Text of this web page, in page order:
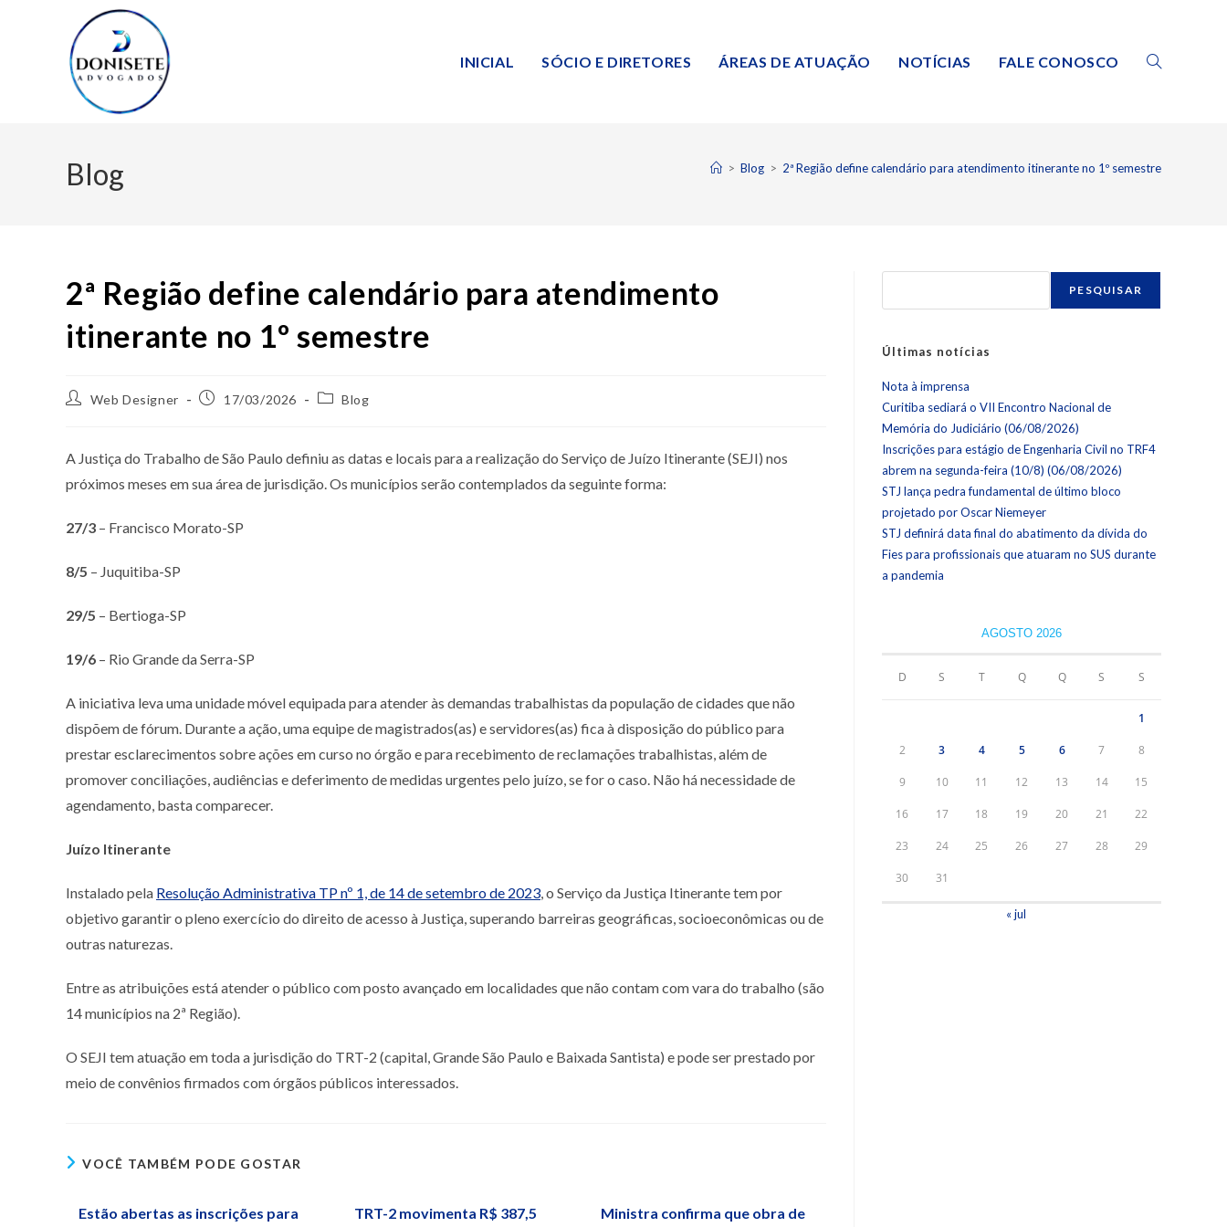
INICIAL SÓCIO E DIRETORES ÁREAS DE ATUAÇÃO NOTÍCIAS FALE CONOSCO
Blog > Blog > 2ª Região define calendário para atendimento itinerante no 1º semestre
2ª Região define calendário para atendimento
itinerante no 1º semestre
Web Designer 17/03/2026 Blog
A Justiça do Trabalho de São Paulo definiu as datas e locais para a realização do Serviço de Juízo Itinerante (SEJI) nos
próximos meses em sua área de jurisdição. Os municípios serão contemplados da seguinte forma:
27/3 – Francisco Morato-SP
8/5 – Juquitiba-SP
29/5 – Bertioga-SP
19/6 – Rio Grande da Serra-SP
A iniciativa leva uma unidade móvel equipada para atender às demandas trabalhistas da população de cidades que não
dispõem de fórum. Durante a ação, uma equipe de magistrados(as) e servidores(as) fica à disposição do público para
prestar esclarecimentos sobre ações em curso no órgão e para recebimento de reclamações trabalhistas, além de
promover conciliações, audiências e deferimento de medidas urgentes pelo juízo, se for o caso. Não há necessidade de
agendamento, basta comparecer.
Juízo Itinerante
Instalado pela Resolução Administrativa TP nº 1, de 14 de setembro de 2023, o Serviço da Justiça Itinerante tem por
objetivo garantir o pleno exercício do direito de acesso à Justiça, superando barreiras geográficas, socioeconômicas ou de
outras naturezas.
Entre as atribuições está atender o público com posto avançado em localidades que não contam com vara do trabalho (são
14 municípios na 2ª Região).
O SEJI tem atuação em toda a jurisdição do TRT-2 (capital, Grande São Paulo e Baixada Santista) e pode ser prestado por
meio de convênios firmados com órgãos públicos interessados.
VOCÊ TAMBÉM PODE GOSTAR
Estão abertas as inscrições para
TRT-2 movimenta R$ 387,5
Ministra confirma que obra de
PESQUISAR
Últimas notícias
Nota à imprensa
Curitiba sediará o VII Encontro Nacional de
Memória do Judiciário (06/08/2026)
Inscrições para estágio de Engenharia Civil no TRF4
abrem na segunda-feira (10/8) (06/08/2026)
STJ lança pedra fundamental de último bloco
projetado por Oscar Niemeyer
STJ definirá data final do abatimento da dívida do
Fies para profissionais que atuaram no SUS durante
a pandemia
AGOSTO 2026
D S T Q Q S S
1
2 3 4 5 6 7 8
9 10 11 12 13 14 15
16 17 18 19 20 21 22
23 24 25 26 27 28 29
30 31
« jul